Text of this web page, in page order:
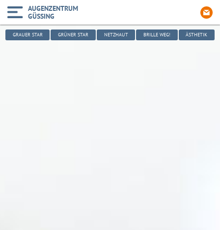
AUGENZENTRUM
GÜSSING
GRAUER STAR GRÜNER STAR NETZHAUT BRILLE WEG! ÄSTHETIK